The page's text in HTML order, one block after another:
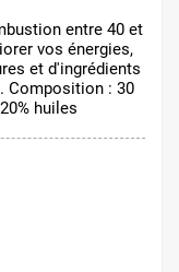
entre 40 et
vos énergies,
et d'ingrédients
Composition : 30
huiles